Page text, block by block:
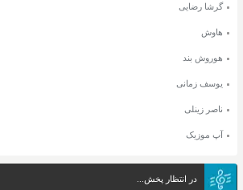
گرشا رضایی
هاوش
هوروش بند
یوسف زمانی
ناصر زینلی
آپ موزیک
در انتظار پخش...